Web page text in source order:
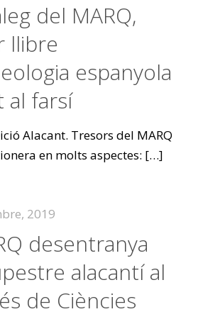
del MARQ,
llibre
espanyola
al farsí
Alacant. Tresors del MARQ
en molts aspectes: […]
2019
desentranya
alacantí al
de Ciències